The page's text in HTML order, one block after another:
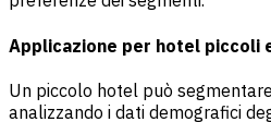
Applicazione per hotel piccoli
Un piccolo hotel può
analizzando i dati demografici